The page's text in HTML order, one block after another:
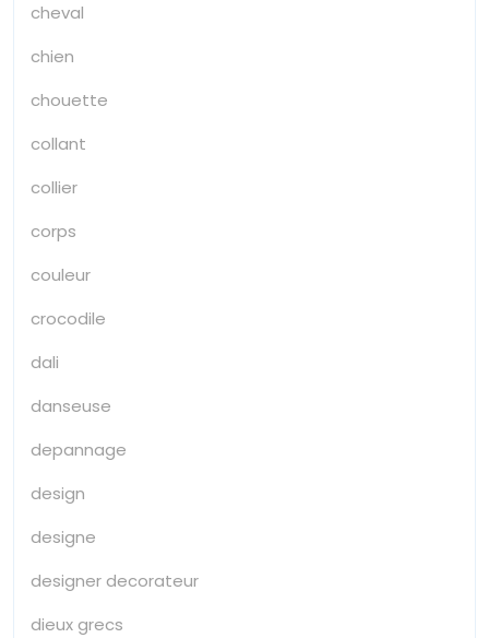
cheval
chien
chouette
collant
collier
corps
couleur
crocodile
dali
danseuse
depannage
design
designe
designer decorateur
dieux grecs